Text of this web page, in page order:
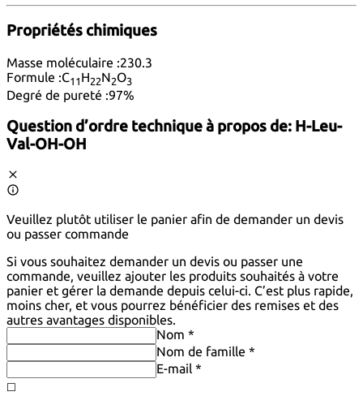
Propriétés chimiques
Masse moléculaire :230.3
Formule :C11 H22N2O3
Degré de pureté :97%
Question d’ordre technique à propos de: H-Leu-
Val-OH-OH
Veuillez plutôt utiliser le panier afin de demander un devis
ou passer commande
Si vous souhaitez demander un devis ou passer une
commande, veuillez ajouter les produits souhaités à votre
panier et gérer la demande depuis celui-ci. C’est plus rapide,
moins cher, et vous pourrez bénéficier des remises et des
autres avantages disponibles.
Nom *
Nom de famille *
E-mail *
◻️